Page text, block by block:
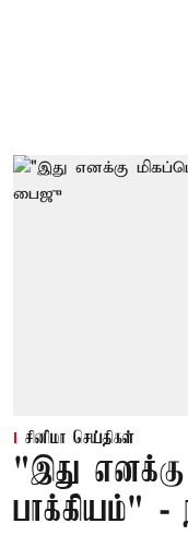
சினிமா செய்திகள்
"இது எனக்கு
பாக்கியம்" -